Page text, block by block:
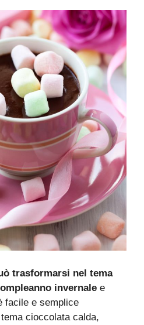
trasformarsi nel tema
invernale e
facile e semplice
cioccolata calda,